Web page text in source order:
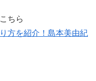
ちら
方を紹介！島本美由紀